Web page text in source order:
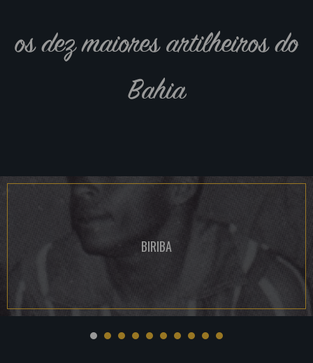
os dez maiores artilheiros do
Bahia
BIRIBA